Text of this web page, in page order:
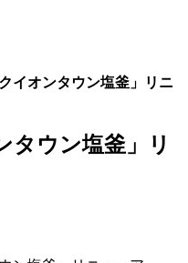
イオンタウン塩釜」リニ
タウン塩釜」リ